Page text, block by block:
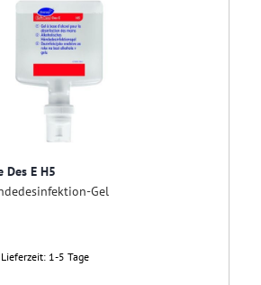
Des E H5
Gel
1-5 Tage